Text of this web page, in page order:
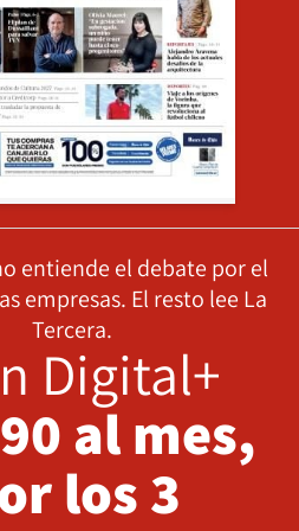
entiende el debate por el
empresas. El resto lee La
Tercera.
Digital+
al mes,
los 3